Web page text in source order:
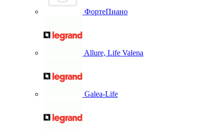
ФортеПиано
Allure, Life Valena
Galea-Life